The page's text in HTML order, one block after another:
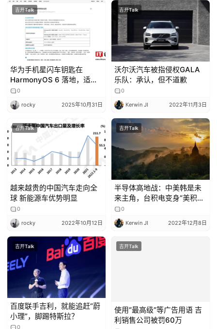
吉开Talk
华为手机星闪车钥匙在
HarmonyOS 6 落地，适配
尊界 S800、享界 S9T、问
界 M9 等车型
0
rocky 2025年10月31日
吉开Talk
沃尔沃汽车被指侵权GALA
乐队：承认，但不道歉
0
Kerwin JI 2022年11月3日
吉开Talk
越来越贵的中国汽车走向全
球 新能源车优势明显
0
rocky 2022年10月12日
吉开Talk
半导体高地战：中美韩是未
来主角，台积电变身“美积
电”？
0
Kerwin JI 2022年12月8日
吉开Talk
百度联手吉利，就能追赶“蔚
小理”，脚踢特斯拉？
0
吉开Talk
使用“最高级”等广告用语 吉
利销售公司被罚60万